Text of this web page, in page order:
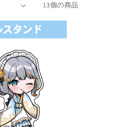
13個の商品